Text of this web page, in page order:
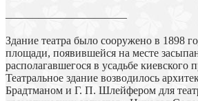
———————————
Здание театра было сооружено в 1898
площади, появившейся на месте
располагавшегося в усадьбе киевского
Театральное здание возводилось
Брадтманом и Г. П. Шлейфером для